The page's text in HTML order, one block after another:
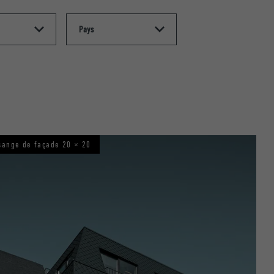
de façade 20 × 20